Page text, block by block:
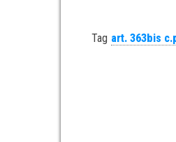
Tag art. 363bis